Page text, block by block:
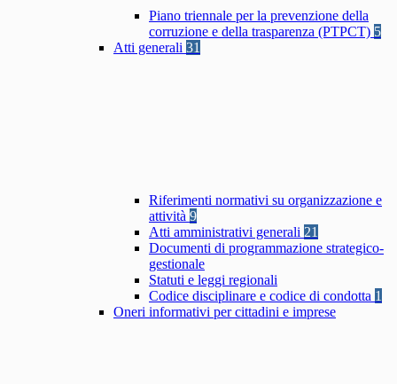
Piano triennale per la prevenzione della
corruzione e della trasparenza (PTPCT) 5
Atti generali 31
Riferimenti normativi su organizzazione e
attività 9
Atti amministrativi generali 21
Documenti di programmazione strategico-
gestionale
Statuti e leggi regionali
Codice disciplinare e codice di condotta 1
Oneri informativi per cittadini e imprese